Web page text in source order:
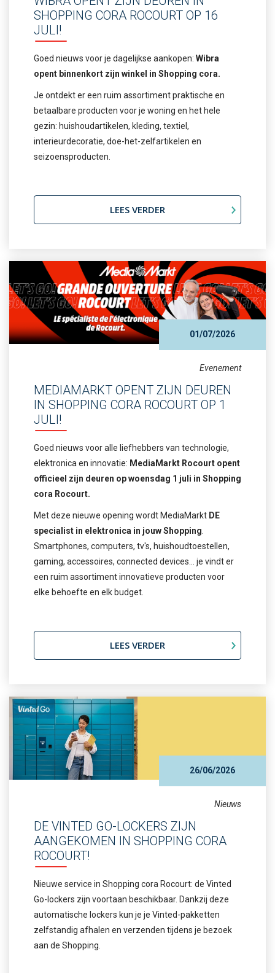
SHOPPING CORA ROCOURT OP 16
JULI!
Goed nieuws voor je dagelijkse aankopen: Wibra
opent binnenkort zijn winkel in Shopping cora.
Je ontdekt er een ruim assortiment praktische en
betaalbare producten voor je woning en het hele
gezin: huishoudartikelen, kleding, textiel,
interieurdecoratie, doe-het-zelfartikelen en
seizoensproducten.
LEES VERDER
01/07/2026
Evenement
MEDIAMARKT OPENT ZIJN DEUREN
IN SHOPPING CORA ROCOURT OP 1
JULI!
Goed nieuws voor alle liefhebbers van technologie,
elektronica en innovatie: MediaMarkt Rocourt opent
officieel zijn deuren op woensdag 1 juli in Shopping
cora Rocourt.
Met deze nieuwe opening wordt MediaMarkt DE
specialist in elektronica in jouw Shopping.
Smartphones, computers, tv's, huishoudtoestellen,
gaming, accessoires, connected devices… je vindt er
een ruim assortiment innovatieve producten voor
elke behoefte en elk budget.
LEES VERDER
26/06/2026
Nieuws
DE VINTED GO-LOCKERS ZIJN
AANGEKOMEN IN SHOPPING CORA
ROCOURT!
Nieuwe service in Shopping cora Rocourt: de Vinted
Go-lockers zijn voortaan beschikbaar. Dankzij deze
automatische lockers kun je je Vinted-pakketten
zelfstandig afhalen en verzenden tijdens je bezoek
aan de Shopping.